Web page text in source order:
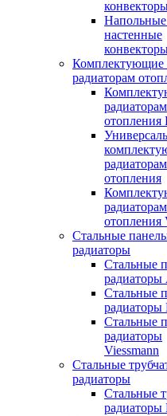
настенные
Комплектующие
радиаторам
радиаторам
отопления
радиаторам
отопления
радиаторам
отопления
Стальные
радиаторы
Стальные
радиаторы
Стальные
радиаторы
Стальные
радиаторы
Viessmann
Стальные
радиаторы
Стальные